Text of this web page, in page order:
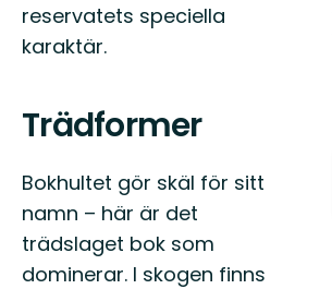
reservatets speciella
karaktär.
Trädformer
Bokhultet gör skäl för sitt
namn – här är det
trädslaget bok som
dominerar. I skogen finns